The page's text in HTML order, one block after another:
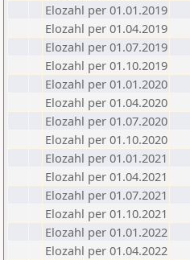
Elozahl per 01.01.2019
Elozahl per 01.04.2019
Elozahl per 01.07.2019
Elozahl per 01.10.2019
Elozahl per 01.01.2020
Elozahl per 01.04.2020
Elozahl per 01.07.2020
Elozahl per 01.10.2020
Elozahl per 01.01.2021
Elozahl per 01.04.2021
Elozahl per 01.07.2021
Elozahl per 01.10.2021
Elozahl per 01.01.2022
Elozahl per 01.04.2022